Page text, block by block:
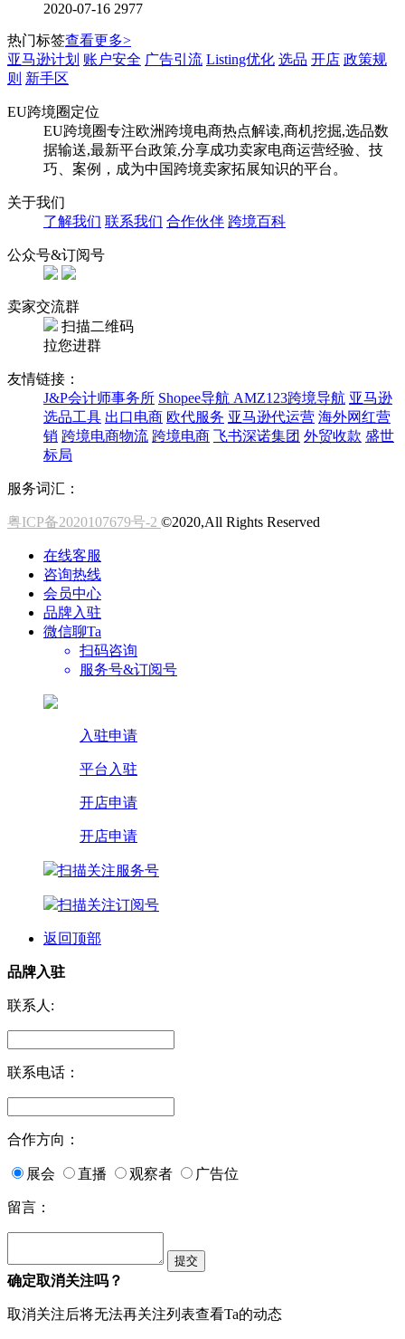
2020-07-16 2977
热门标签查看更多>
亚马逊计划 账户安全 广告引流 Listing优化 选品 开店 政策规
则 新手区
EU跨境圈定位
EU跨境圈专注欧洲跨境电商热点解读,商机挖掘,选品数
据输送,最新平台政策,分享成功卖家电商运营经验、技
巧、案例，成为中国跨境卖家拓展知识的平台。
关于我们
了解我们 联系我们 合作伙伴 跨境百科
公众号&订阅号
卖家交流群
扫描二维码
拉您进群
友情链接：
J&P会计师事务所 Shopee导航 AMZ123跨境导航 亚马逊
选品工具 出口电商 欧代服务 亚马逊代运营 海外网红营
销 跨境电商物流 跨境电商 飞书深诺集团 外贸收款 盛世
标局
服务词汇：
粤ICP备2020107679号-2 ©2020,All Rights Reserved
在线客服
咨询热线
会员中心
品牌入驻
微信聊Ta
扫码咨询
服务号&订阅号
入驻申请
平台入驻
开店申请
开店申请
扫描关注服务号
扫描关注订阅号
返回顶部
品牌入驻
联系人:
联系电话：
合作方向：
展会 直播 观察者 广告位
留言：
确定取消关注吗？
取消关注后将无法再关注列表查看Ta的动态